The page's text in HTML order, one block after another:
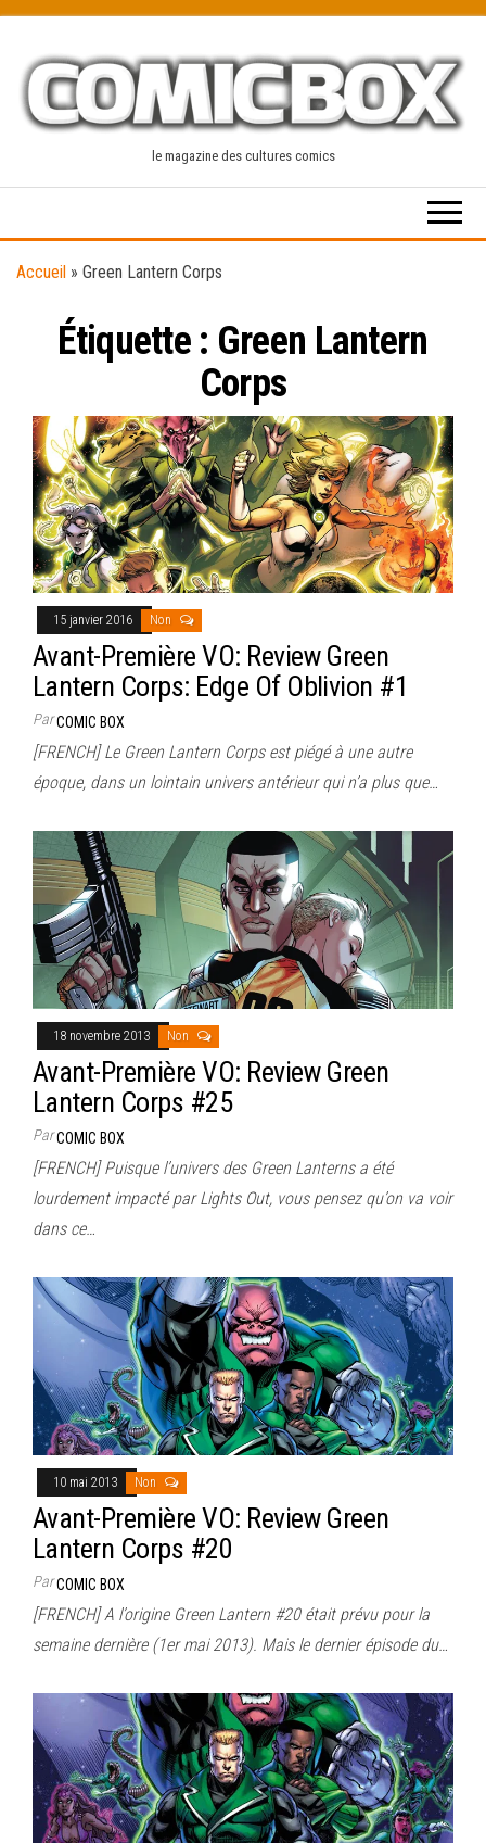
content
le magazine des cultures comics
Accueil » Green Lantern Corps
Étiquette : Green Lantern
Corps
15 janvier 2016 Non
Avant-Première VO: Review Green
Lantern Corps: Edge Of Oblivion #1
ParCOMIC BOX
[FRENCH] Le Green Lantern Corps est piégé à une autre
époque, dans un lointain univers antérieur qui n’a plus que…
18 novembre 2013 Non
Avant-Première VO: Review Green
Lantern Corps #25
ParCOMIC BOX
[FRENCH] Puisque l’univers des Green Lanterns a été
lourdement impacté par Lights Out, vous pensez qu’on va voir
dans ce…
10 mai 2013 Non
Avant-Première VO: Review Green
Lantern Corps #20
ParCOMIC BOX
[FRENCH] A l’origine Green Lantern #20 était prévu pour la
semaine dernière (1er mai 2013). Mais le dernier épisode du…